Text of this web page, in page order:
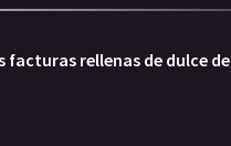
facturas rellenas de dulce de